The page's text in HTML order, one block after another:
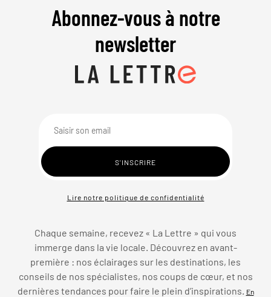
Abonnez-vous à notre
newsletter
Lire notre politique de confidentialité
Chaque semaine, recevez « La Lettre » qui vous
immerge dans la vie locale. Découvrez en avant-
première : nos éclairages sur les destinations, les
conseils de nos spécialistes, nos coups de cœur, et nos
dernières tendances pour faire le plein d’inspirations.
En